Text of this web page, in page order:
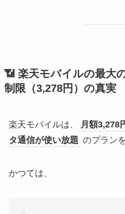
📶 楽天モバイルの最大
制限（3,278円）の真実
楽天モバイルは、
月額3,278
タ通信が使い放題 のプラン
かつては、